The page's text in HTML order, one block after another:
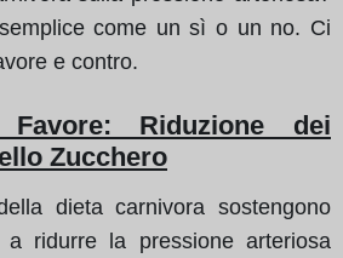
come un sì o un no. Ci
e contro.
Riduzione dei
Zucchero
dieta carnivora sostengono
ridurre la pressione arteriosa